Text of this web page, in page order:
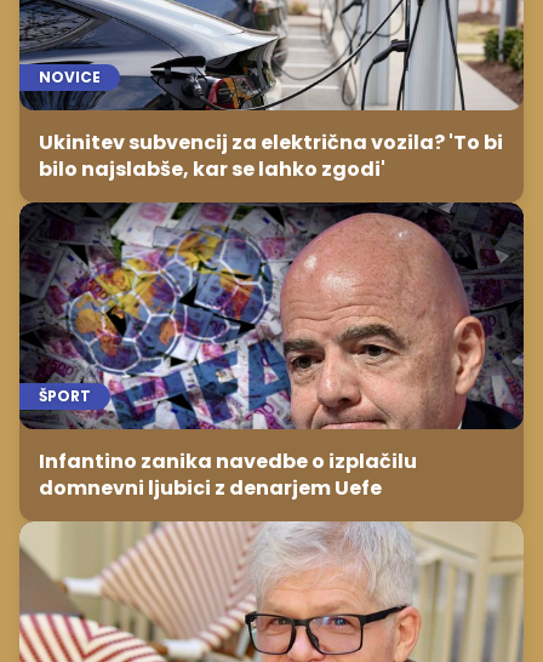
NOVICE
Ukinitev subvencij za električna vozila? 'To bi
bilo najslabše, kar se lahko zgodi'
ŠPORT
Infantino zanika navedbe o izplačilu
domnevni ljubici z denarjem Uefe